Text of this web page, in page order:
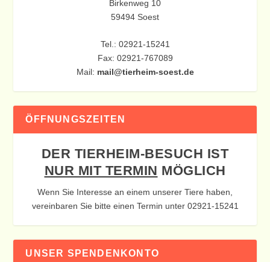
Birkenweg 10
59494 Soest
Tel.: 02921-15241
Fax: 02921-767089
Mail: mail@tierheim-soest.de
ÖFFNUNGSZEITEN
DER TIERHEIM-BESUCH IST
NUR MIT TERMIN MÖGLICH
Wenn Sie Interesse an einem unserer Tiere haben,
vereinbaren Sie bitte einen Termin unter 02921-15241
UNSER SPENDENKONTO